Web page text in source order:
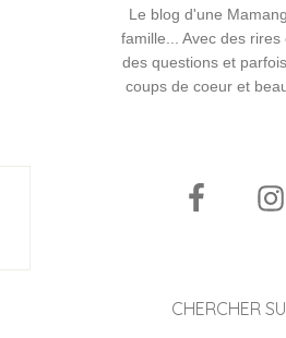
Le blog d'une
famille... Avec des
des questions et
coups de coeur et
CHERCHER